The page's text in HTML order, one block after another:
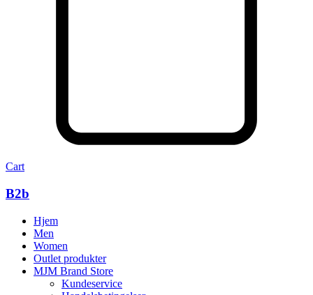
Cart
B2b
Hjem
Men
Women
Outlet produkter
MJM Brand Store
Kundeservice